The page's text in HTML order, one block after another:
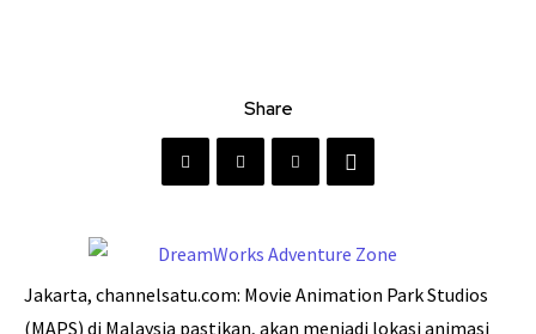
Share
Jakarta, channelsatu.com: Movie Animation Park Studios
(MAPS) di Malaysia pastikan, akan menjadi lokasi animasi